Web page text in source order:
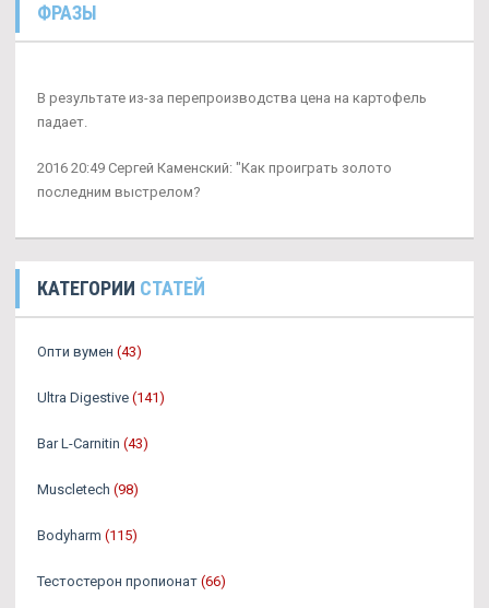
ФРАЗЫ
В результате из-за перепроизводства цена на картофель
падает.
2016 20:49 Сергей Каменский: "Как проиграть золото
последним выстрелом?
КАТЕГОРИИ СТАТЕЙ
Опти вумен (43)
Ultra Digestive (141)
Bar L-Carnitin (43)
Muscletech (98)
Bodyharm (115)
Тестостерон пропионат (66)